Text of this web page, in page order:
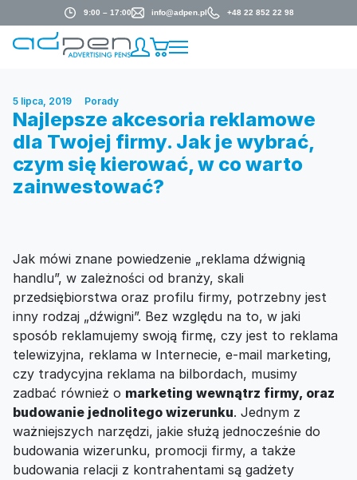
9:00 – 17:00 info@adpen.pl +48 22 852 22 98
5 lipca, 2019 Porady
Najlepsze akcesoria reklamowe
dla Twojej firmy. Jak je wybrać,
czym się kierować, w co warto
zainwestować?
Jak mówi znane powiedzenie „reklama dźwignią
handlu”, w zależności od branży, skali
przedsiębiorstwa oraz profilu firmy, potrzebny jest
inny rodzaj „dźwigni”. Bez względu na to, w jaki
sposób reklamujemy swoją firmę, czy jest to reklama
telewizyjna, reklama w Internecie, e-mail marketing,
czy tradycyjna reklama na bilbordach, musimy
zadbać również o marketing wewnątrz firmy, oraz
budowanie jednolitego wizerunku. Jednym z
ważniejszych narzędzi, jakie służą jednocześnie do
budowania wizerunku, promocji firmy, a także
budowania relacji z kontrahentami są gadżety